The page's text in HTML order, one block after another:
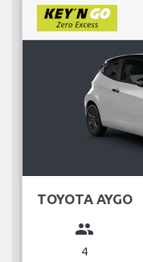
TOYOTA AYGO
group
4